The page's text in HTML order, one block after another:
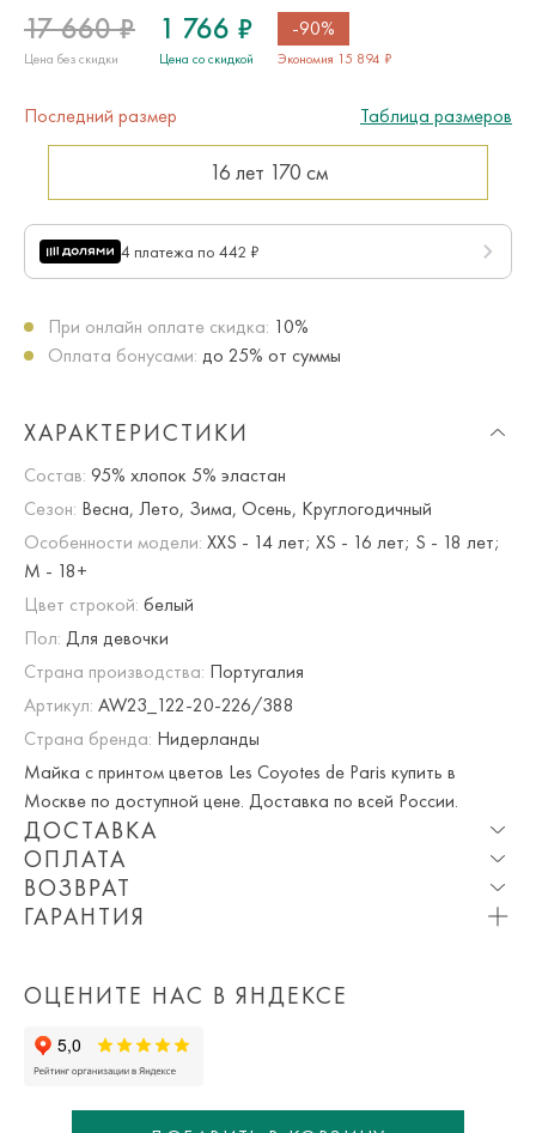
17 660 ₽
Цена без скидки
1 766 ₽
Цена со скидкой
-90%
Экономия 15 894 ₽
Последний размер Таблица размеров
16 лет 170 см
4 платежа по 442 ₽
При онлайн оплате скидка: 10%
Оплата бонусами: до 25% от суммы
ХАРАКТЕРИСТИКИ
Состав: 95% хлопок 5% эластан
Сезон: Весна, Лето, Зима, Осень, Круглогодичный
Особенности модели: XXS - 14 лет; XS - 16 лет; S - 18 лет;
M - 18+
Цвет строкой: белый
Пол: Для девочки
Страна производства: Португалия
Артикул: AW23_122-20-226/388
Страна бренда: Нидерланды
Майка с принтом цветов Les Coyotes de Paris купить в
Москве по доступной цене. Доставка по всей России.
ДОСТАВКА
Опция частичная доставка и примерка доступна для
Москвы и МО.
Обращаем Ваше внимание на то, что она может
измениться в зависимости от количества заказанных
вещей, удаленности Вашего региона, срочности доставки,
а так же выбранных Вами дополнительных опций (примерка,
ОПЛАТА
При оплате онлайн вы получаете 10% скидку. Любые
купоны и акции суммируются!
оплате курьеру (наличными или картой) скидка не
действует.
ВОЗВРАТ
Мы вернем или обменяем любой приобретенный вами
Просто пройдите поссылке и заполните бланк возврата.
ГАРАНТИЯ
ОЦЕНИТЕ НАС В ЯНДЕКСЕ